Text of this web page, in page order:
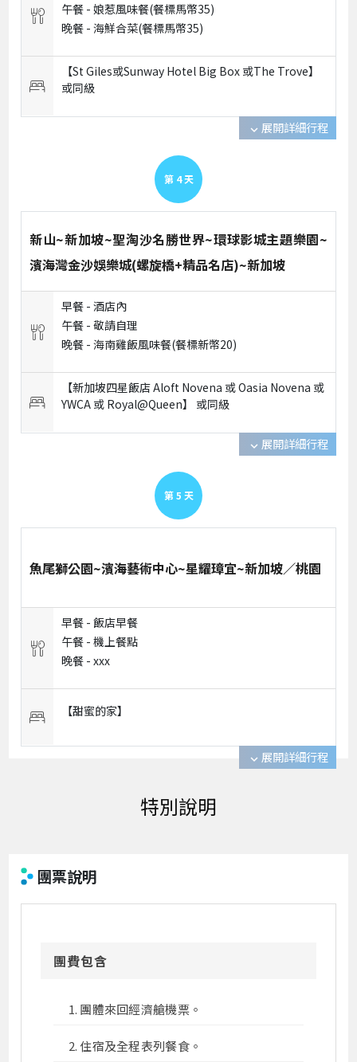
午餐 -娘惹風味餐(餐標馬幣35)
晚餐 -海鮮合菜(餐標馬幣35)
【St Giles或Sunway Hotel Big Box 或The Trove】
或同級
expand_more 展開詳細行程
第 4 天
新山~新加坡~聖淘沙名勝世界~環球影城主題樂園~
濱海灣金沙娛樂城(螺旋橋+精品名店)~新加坡
早餐 -酒店內
午餐 -敬請自理
晚餐 -海南雞飯風味餐(餐標新幣20)
【新加坡四星飯店 Aloft Novena 或 Oasia Novena 或
YWCA 或 Royal@Queen】 或同級
expand_more 展開詳細行程
第 5 天
魚尾獅公園~濱海藝術中心~星耀璋宜~新加坡／桃園
早餐 -飯店早餐
午餐 -機上餐點
晚餐 -xxx
【甜蜜的家】
expand_more 展開詳細行程
團票說明
團費包含
團體來回經濟艙機票。
住宿及全程表列餐食。